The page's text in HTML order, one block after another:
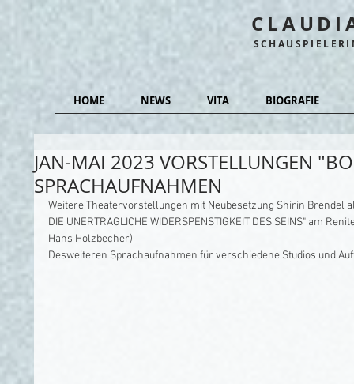
JAN-MAI 2023 VORSTELLUNGEN
SPRACHAUFNAHMEN
Weitere Theatervorstellungen mit Neubesetzung Shirin Brendel
DIE UNERTRÄGLICHE WIDERSPENSTIGKEIT DES SEINS" am
Hans Holzbecher)
Desweiteren Sprachaufnahmen für verschiedene Studios und
HOME NEWS VITA BIOGRAFIE